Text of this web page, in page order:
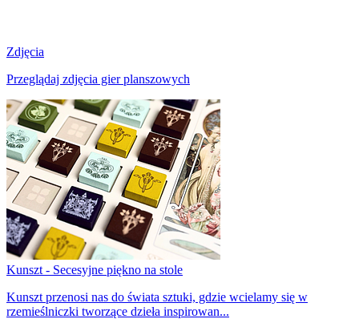
Zdjęcia
Przeglądaj zdjęcia gier planszowych
Kunszt - Secesyjne piękno na stole
Kunszt przenosi nas do świata sztuki, gdzie wcielamy się w
rzemieślniczki tworzące dzieła inspirowan...